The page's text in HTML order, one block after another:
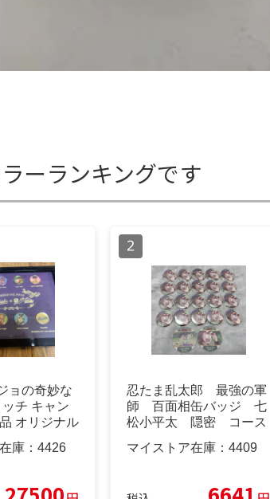
ーランキングです
ョの奇妙な
チ キャン
オリジナル
庫： 4426
忍たま乱太郎 最強の軍
師 百面相缶バッジ 七
松小平太 隠密 コース
ター 缶バッジ
マイストア在庫： 4409